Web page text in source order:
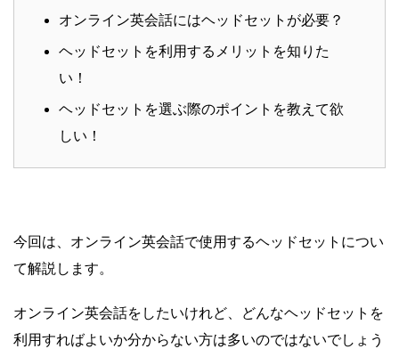
オンライン英会話にはヘッドセットが必要？
ヘッドセットを利用するメリットを知りた
い！
ヘッドセットを選ぶ際のポイントを教えて欲
しい！
今回は、オンライン英会話で使用するヘッドセットについ
て解説します。
オンライン英会話をしたいけれど、どんなヘッドセットを
利用すればよいか分からない方は多いのではないでしょう